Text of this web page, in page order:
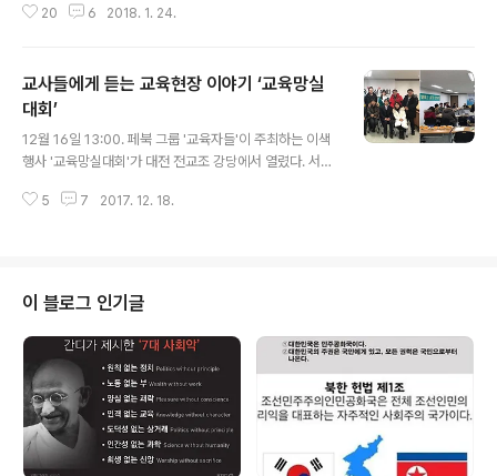
는 공무원이 아닌 민간 근로자라는 이유로 순직을 인정받
존재다. 사실이 이러함에도 불구하고 그들은 왜 홀대받고
살아야 할까? 기간제 교사는 교사자격증을 가지고 있지만
임용고시를 거치지 않은 교사로 정교사가 병역 입대, 휴직,
파견, 출산 휴가 등으로 등 결원이 있을 시에 임시로 채용되
서 볼 수 있듯이 담임을 비롯한 모든 업무를 정규직교사와
20 6 2018. 1. 24.
교사들에게 듣는 교육현장 이야기 ‘교육망실
대회’
12월 16일 13:00. 페북 그룹 '교육자들'이 주최하는 이색
행사 '교육망실대회'가 대전 전교조 강당에서 열렸다. 서울
사들이 모여 교육망실대회에 참여하기 위해서다. 13:00에
이날 행사에는 경남 김해에서 고등학교 2학년 학생도 1명
이 참석해 눈길을 끌기도 했다. ‘보는 내가 창피한 전국교육
망실대회’라는 주제의 모임... 학교현장에서 부끄러운 이야
기이기도 하지만 이 이야기를 통해 희망을 찾아 보자는 ‘희
망실천대회’는 주제가 재미있어 찾아왔다는 선생님들이며
SNS..
5 7 2017. 12. 18.
이 블로그 인기글